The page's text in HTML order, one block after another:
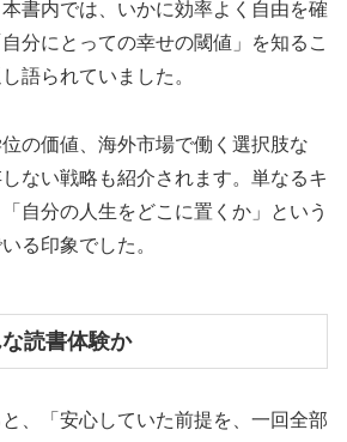
書内では、いかに効率よく自由を確
分にとっての幸せの閾値」を知るこ
語られていました。
の価値、海外市場で働く選択肢な
ない戦略も紹介されます。単なるキ
自分の人生をどこに置くか」という
る印象でした。
読書体験か
、「安心していた前提を、一回全部